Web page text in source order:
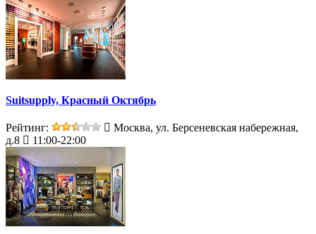
Suitsupply, Красный Октябрь
Рейтинг:
Москва, ул. Берсеневская набережная,
д.8
11:00-22:00